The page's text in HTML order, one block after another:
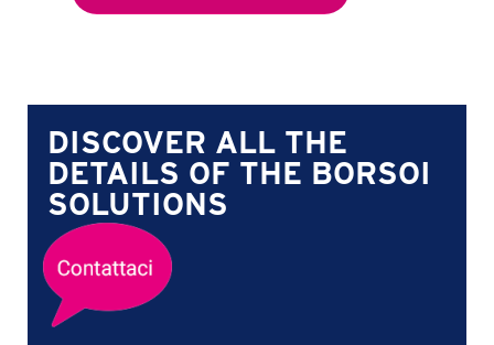
DISCOVER ALL THE
DETAILS OF THE BORSOI
SOLUTIONS